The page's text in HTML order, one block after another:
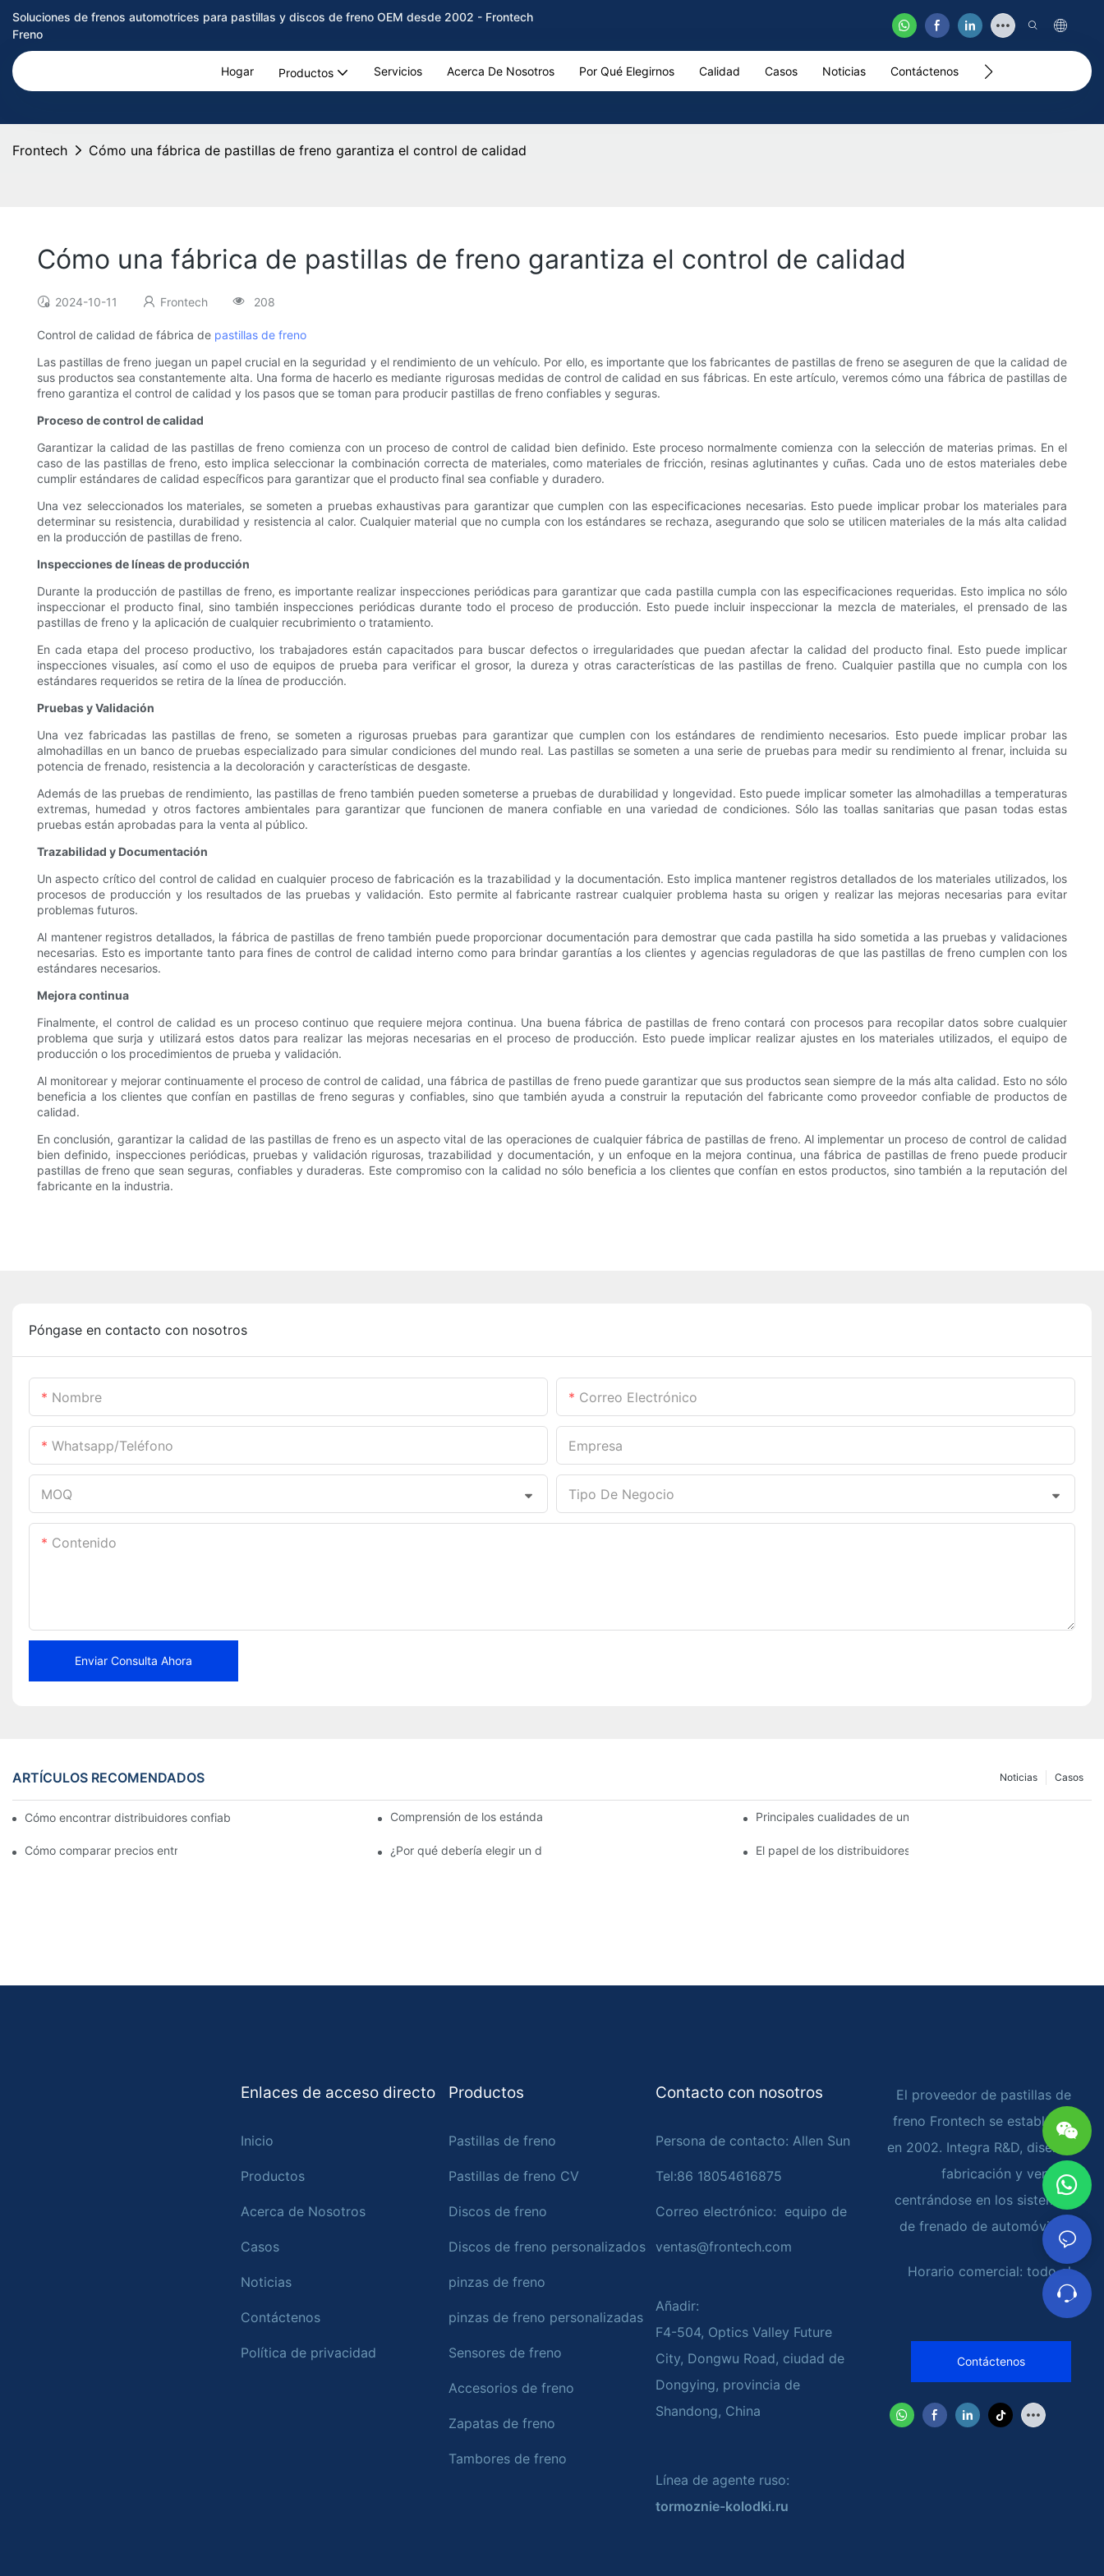
Soluciones de frenos automotrices para pastillas y discos de freno OEM desde 2002 - Frontech
Freno
Hogar Productos Servicios Acerca De Nosotros Por Qué Elegirnos Calidad Casos Noticias Contáctenos Video
Frontech Cómo una fábrica de pastillas de freno garantiza el control de calidad
Cómo una fábrica de pastillas de freno garantiza el control de calidad
2024-10-11 Frontech 208
Control de calidad de fábrica de pastillas de freno
Las pastillas de freno juegan un papel crucial en la seguridad y el rendimiento de un vehículo. Por ello, es importante que los fabricantes de pastillas de freno se aseguren de que la calidad de
sus productos sea constantemente alta. Una forma de hacerlo es mediante rigurosas medidas de control de calidad en sus fábricas. En este artículo, veremos cómo una fábrica de pastillas de
freno garantiza el control de calidad y los pasos que se toman para producir pastillas de freno confiables y seguras.
Proceso de control de calidad
Garantizar la calidad de las pastillas de freno comienza con un proceso de control de calidad bien definido. Este proceso normalmente comienza con la selección de materias primas. En el
caso de las pastillas de freno, esto implica seleccionar la combinación correcta de materiales, como materiales de fricción, resinas aglutinantes y cuñas. Cada uno de estos materiales debe
cumplir estándares de calidad específicos para garantizar que el producto final sea confiable y duradero.
Una vez seleccionados los materiales, se someten a pruebas exhaustivas para garantizar que cumplen con las especificaciones necesarias. Esto puede implicar probar los materiales para
determinar su resistencia, durabilidad y resistencia al calor. Cualquier material que no cumpla con los estándares se rechaza, asegurando que solo se utilicen materiales de la más alta calidad
en la producción de pastillas de freno.
Inspecciones de líneas de producción
Durante la producción de pastillas de freno, es importante realizar inspecciones periódicas para garantizar que cada pastilla cumpla con las especificaciones requeridas. Esto implica no sólo
inspeccionar el producto final, sino también inspecciones periódicas durante todo el proceso de producción. Esto puede incluir inspeccionar la mezcla de materiales, el prensado de las
pastillas de freno y la aplicación de cualquier recubrimiento o tratamiento.
En cada etapa del proceso productivo, los trabajadores están capacitados para buscar defectos o irregularidades que puedan afectar la calidad del producto final. Esto puede implicar
inspecciones visuales, así como el uso de equipos de prueba para verificar el grosor, la dureza y otras características de las pastillas de freno. Cualquier pastilla que no cumpla con los
estándares requeridos se retira de la línea de producción.
Pruebas y Validación
Una vez fabricadas las pastillas de freno, se someten a rigurosas pruebas para garantizar que cumplen con los estándares de rendimiento necesarios. Esto puede implicar probar las
almohadillas en un banco de pruebas especializado para simular condiciones del mundo real. Las pastillas se someten a una serie de pruebas para medir su rendimiento al frenar, incluida su
potencia de frenado, resistencia a la decoloración y características de desgaste.
Además de las pruebas de rendimiento, las pastillas de freno también pueden someterse a pruebas de durabilidad y longevidad. Esto puede implicar someter las almohadillas a temperaturas
extremas, humedad y otros factores ambientales para garantizar que funcionen de manera confiable en una variedad de condiciones. Sólo las toallas sanitarias que pasan todas estas
pruebas están aprobadas para la venta al público.
Trazabilidad y Documentación
Un aspecto crítico del control de calidad en cualquier proceso de fabricación es la trazabilidad y la documentación. Esto implica mantener registros detallados de los materiales utilizados, los
procesos de producción y los resultados de las pruebas y validación. Esto permite al fabricante rastrear cualquier problema hasta su origen y realizar las mejoras necesarias para evitar
problemas futuros.
Al mantener registros detallados, la fábrica de pastillas de freno también puede proporcionar documentación para demostrar que cada pastilla ha sido sometida a las pruebas y validaciones
necesarias. Esto es importante tanto para fines de control de calidad interno como para brindar garantías a los clientes y agencias reguladoras de que las pastillas de freno cumplen con los
estándares necesarios.
Mejora continua
Finalmente, el control de calidad es un proceso continuo que requiere mejora continua. Una buena fábrica de pastillas de freno contará con procesos para recopilar datos sobre cualquier
problema que surja y utilizará estos datos para realizar las mejoras necesarias en el proceso de producción. Esto puede implicar realizar ajustes en los materiales utilizados, el equipo de
producción o los procedimientos de prueba y validación.
Al monitorear y mejorar continuamente el proceso de control de calidad, una fábrica de pastillas de freno puede garantizar que sus productos sean siempre de la más alta calidad. Esto no sólo
beneficia a los clientes que confían en pastillas de freno seguras y confiables, sino que también ayuda a construir la reputación del fabricante como proveedor confiable de productos de
calidad.
En conclusión, garantizar la calidad de las pastillas de freno es un aspecto vital de las operaciones de cualquier fábrica de pastillas de freno. Al implementar un proceso de control de calidad
bien definido, inspecciones periódicas, pruebas y validación rigurosas, trazabilidad y documentación, y un enfoque en la mejora continua, una fábrica de pastillas de freno puede producir
pastillas de freno que sean seguras, confiables y duraderas. Este compromiso con la calidad no sólo beneficia a los clientes que confían en estos productos, sino también a la reputación del
fabricante en la industria.
Póngase en contacto con nosotros
Nombre Correo Electrónico
Whatsapp/teléfono Empresa
MOQ Tipo De Negocio
Contenido
Enviar Consulta Ahora
ARTÍCULOS RECOMENDADOS Casos
Noticias
Cómo encontrar distribuidores confiables de pastillas de freno para su negocioComprensión de los estándares de calidad entre los fabricantes de pastillas de frenoPrincipales cualidades de un distribuidor confiable de pastillas
Cómo comparar precios entre distribuidores de pastillas de freno ¿Por qué debería elegir un distribuidor autorizado de pastillas de freno?El papel de los distribuidores de pastillas de freno en el
Enlaces de acceso directo
Inicio
Productos
Acerca de Nosotros
Casos
Noticias
Contáctenos
Política de privacidad
Productos
Pastillas de freno
Pastillas de freno CV
Discos de freno
Discos de freno personalizados
pinzas de freno
pinzas de freno personalizadas
Sensores de freno
Accesorios de freno
Zapatas de freno
Tambores de freno
Contacto con nosotros
Persona de contacto: Allen Sun
Tel:86 18054616875
Correo electrónico: equipo de
ventas@frontech.com
Añadir:
F4-504, Optics Valley Future
City, Dongwu Road, ciudad de
Dongying, provincia de
Shandong, China
Línea de agente ruso:
tormoznie-kolodki.ru
El proveedor de pastillas de
freno Frontech se estableció
en 2002. Integra R&D, diseño,
fabricación y ventas,
centrándose en los sistemas
de frenado de automóviles
Horario comercial: todo el
día
Contáctenos